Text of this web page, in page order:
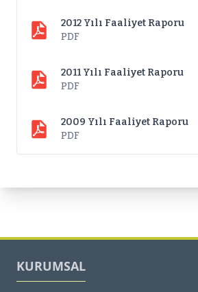
2012 Yılı Faaliyet Raporu
PDF
2011 Yılı Faaliyet Raporu
PDF
2009 Yılı Faaliyet Raporu
PDF
KURUMSAL